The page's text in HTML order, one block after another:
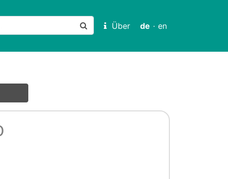
Über de · en